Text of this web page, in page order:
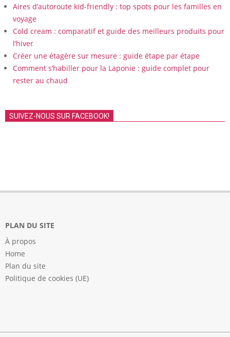
Aires d’autoroute kid-friendly : top spots pour les familles en
voyage
Cold cream : comparatif et guide des meilleurs produits pour
l’hiver
Créer une étagère sur mesure : guide étape par étape
Comment s’habiller pour la Laponie : guide complet pour
rester au chaud
SUIVEZ-NOUS SUR FACEBOOK!
PLAN DU SITE
À propos
Home
Plan du site
Politique de cookies (UE)